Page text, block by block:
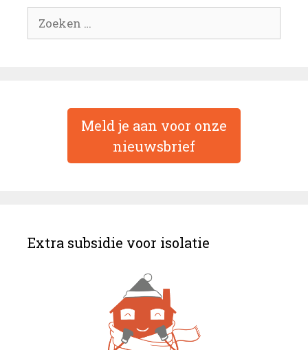
naar:
Meld je aan voor onze
nieuwsbrief
Extra subsidie voor isolatie